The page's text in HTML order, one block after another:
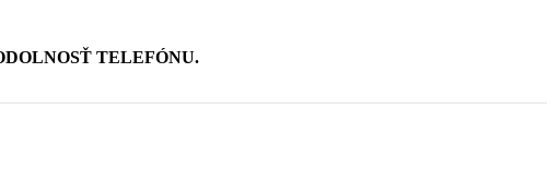
TELEFÓNU.